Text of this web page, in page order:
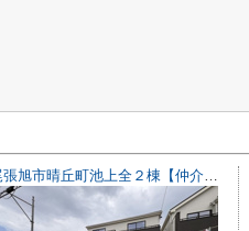
尾張旭市晴丘町池上全２棟【仲介手数料無料 本地原小 旭中】